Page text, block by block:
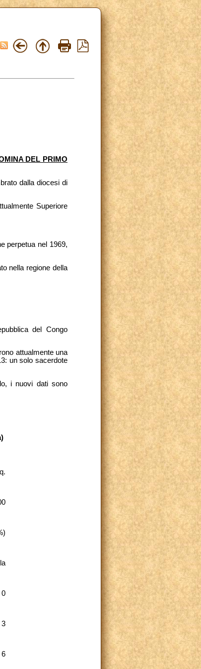
DEL PRIMO
dalla diocesi di
Superiore
perpetua nel 1969,
nella regione della
del Congo
attualmente una
un solo sacerdote
i nuovi dati sono
0
3
6